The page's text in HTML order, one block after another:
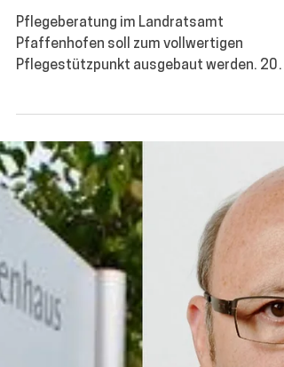
Pfaffenhofen wird
ausgebaut
wurde bereits eine...